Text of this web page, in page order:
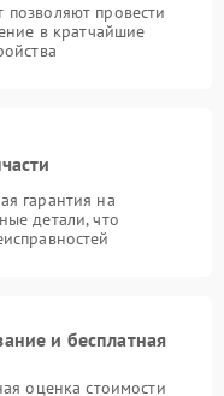
провести
в кратчайшие
гарантия на
детали, что
и бесплатная
оценка стоимости